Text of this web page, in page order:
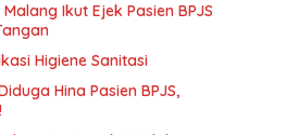
Ikut Ejek Pasien BPJS
Higiene Sanitasi
Hina Pasien BPJS,